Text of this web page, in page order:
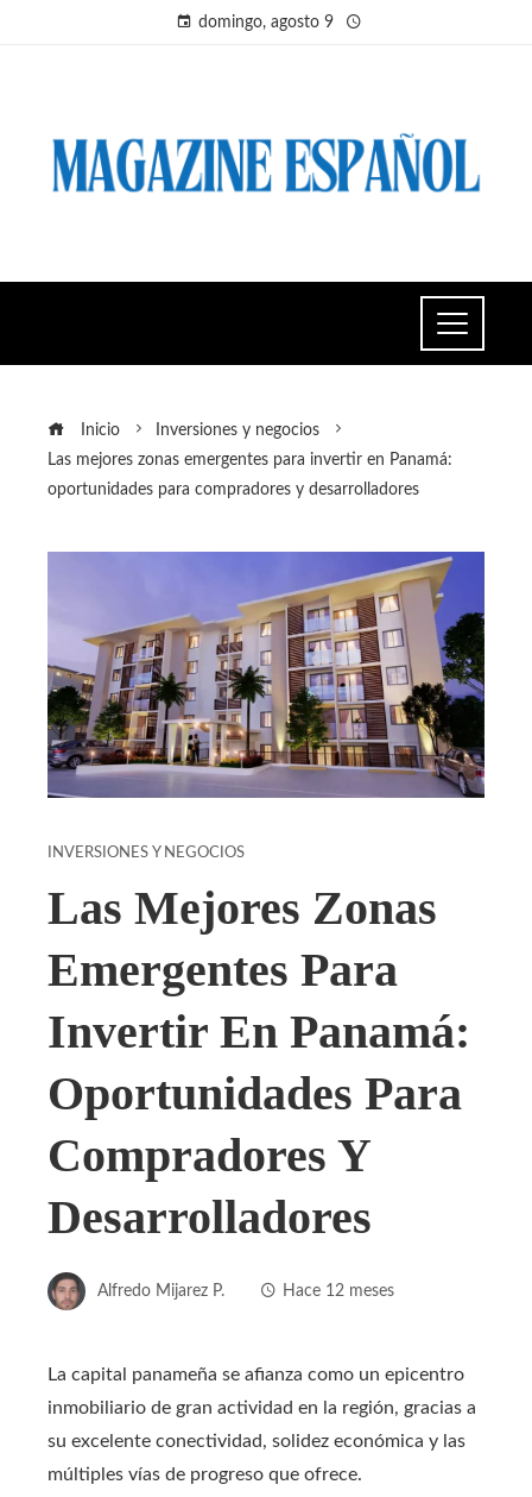
domingo, agosto 9
Inicio
Inversiones y negocios
Las mejores zonas emergentes para invertir en Panamá:
oportunidades para compradores y desarrolladores
INVERSIONES Y NEGOCIOS
Las Mejores Zonas
Emergentes Para
Invertir En Panamá:
Oportunidades Para
Compradores Y
Desarrolladores
Alfredo Mijarez P. Hace 12 meses
La capital panameña se afianza como un epicentro
inmobiliario de gran actividad en la región, gracias a
su excelente conectividad, solidez económica y las
múltiples vías de progreso que ofrece.